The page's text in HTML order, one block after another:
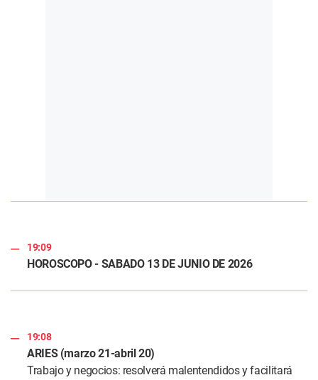
19:09
HOROSCOPO - SABADO 13 DE JUNIO DE 2026
19:08
ARIES (marzo 21-abril 20)
Trabajo y negocios: resolverá malentendidos y facilitará